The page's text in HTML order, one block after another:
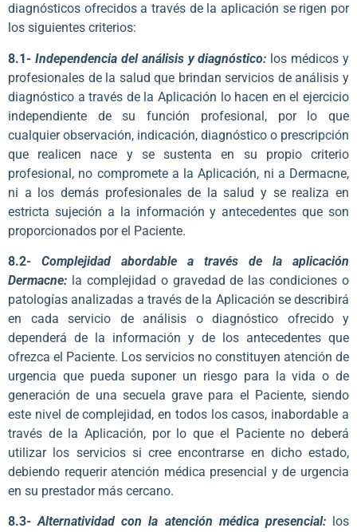
diagnósticos ofrecidos a través de la aplicación se rigen por
los siguientes criterios:
8.1- Independencia del análisis y diagnóstico: los médicos y
profesionales de la salud que brindan servicios de análisis y
diagnóstico a través de la Aplicación lo hacen en el ejercicio
independiente de su función profesional, por lo que
cualquier observación, indicación, diagnóstico o prescripción
que realicen nace y se sustenta en su propio criterio
profesional, no compromete a la Aplicación, ni a Dermacne,
ni a los demás profesionales de la salud y se realiza en
estricta sujeción a la información y antecedentes que son
proporcionados por el Paciente.
8.2- Complejidad abordable a través de la aplicación
Dermacne: la complejidad o gravedad de las condiciones o
patologías analizadas a través de la Aplicación se describirá
en cada servicio de análisis o diagnóstico ofrecido y
dependerá de la información y de los antecedentes que
ofrezca el Paciente. Los servicios no constituyen atención de
urgencia que pueda suponer un riesgo para la vida o de
generación de una secuela grave para el Paciente, siendo
este nivel de complejidad, en todos los casos, inabordable a
través de la Aplicación, por lo que el Paciente no deberá
utilizar los servicios si cree encontrarse en dicho estado,
debiendo requerir atención médica presencial y de urgencia
en su prestador más cercano.
8.3-Alternatividad con la atención médica presencial:los